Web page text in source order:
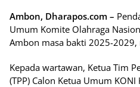
Ambon, Dharapos.com –
Umum Komite Olahraga
Ambon masa bakti 2025-
Kepada wartawan, Ketua Tim
(TPP) Calon Ketua Umum